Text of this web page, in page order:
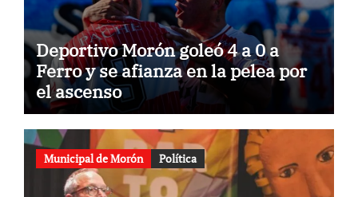
Deportivo Morón goleó 4 a 0 a
Ferro y se afianza en la pelea por
el ascenso
Municipal de Morón Política